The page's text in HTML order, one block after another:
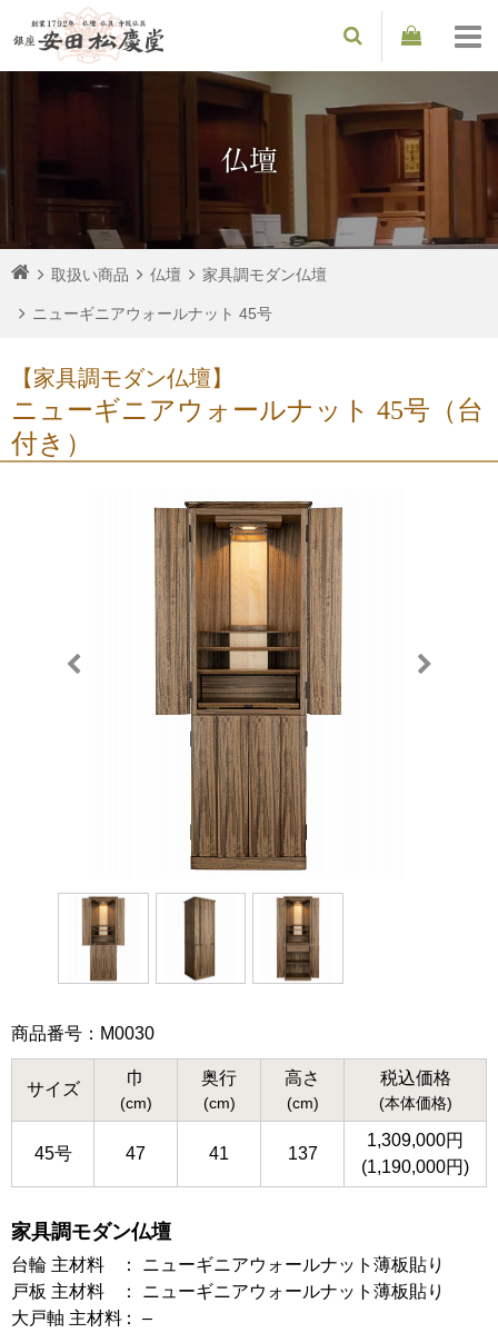
仏壇
取扱い商品 仏壇 家具調モダン仏壇
ニューギニアウォールナット 45号
【家具調モダン仏壇】
ニューギニアウォールナット 45号（台
付き）
商品番号：M0030
サイズ
巾
(cm)
奥行
(cm)
高さ
(cm)
税込価格
(本体価格)
45号 47 41 137
1,309,000円
(1,190,000円)
家具調モダン仏壇
台輪 主材料
ニューギニアウォールナット薄板貼り
戸板 主材料
ニューギニアウォールナット薄板貼り
大戸軸 主材料
–